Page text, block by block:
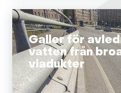
Galler för
vatten från
viadukter